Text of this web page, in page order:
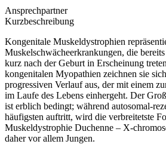
Ansprechpartner
Kurzbeschreibung
Kongenitale Muskeldystrophien
Muskelschwächeerkrankungen, die
kurz nach der Geburt in Erscheinung
kongenitalen Myopathien zeichnen sie
progressiven Verlauf aus, der mit einem
im Laufe des Lebens einhergeht. Der
ist erblich bedingt; während autosomal-
häufigsten auftritt, wird die verbreitetste
Muskeldystrophie Duchenne – X-
daher vor allem Jungen.